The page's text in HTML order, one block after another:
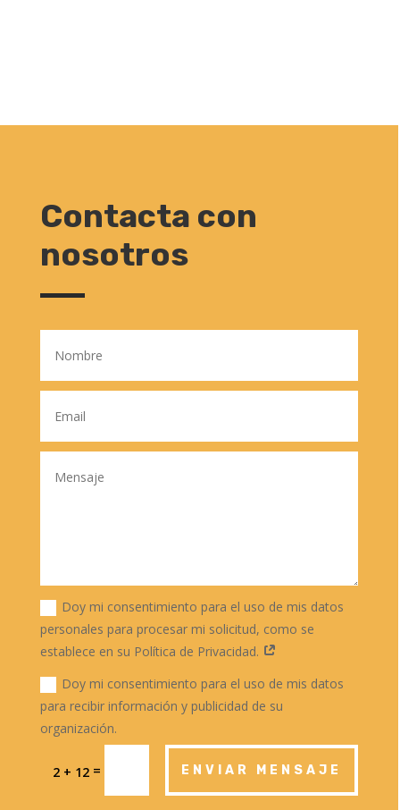
Contacta con
nosotros
Doy mi consentimiento para el uso de mis datos
personales para procesar mi solicitud, como se
establece en su Política de Privacidad.
Doy mi consentimiento para el uso de mis datos
para recibir información y publicidad de su
organización.
2 + 12 = ENVIAR MENSAJE